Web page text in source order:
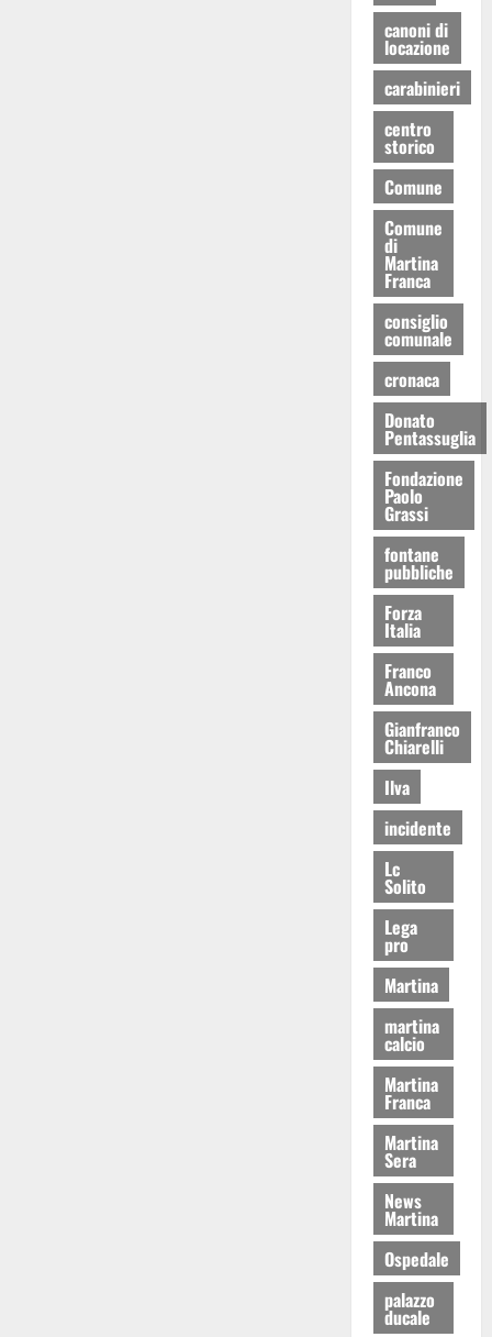
canoni di
locazione
carabinieri
centro
storico
Comune
Comune
di
Martina
Franca
consiglio
comunale
cronaca
Donato
Pentassuglia
Fondazione
Paolo
Grassi
fontane
pubbliche
Forza
Italia
Franco
Ancona
Gianfranco
Chiarelli
Ilva
incidente
Lc
Solito
Lega
pro
Martina
martina
calcio
Martina
Franca
Martina
Sera
News
Martina
Ospedale
palazzo
ducale